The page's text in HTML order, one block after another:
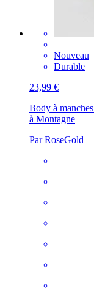
Nouveau
Durable
23,99 €
Body à
à Montagne
Par RoseGold